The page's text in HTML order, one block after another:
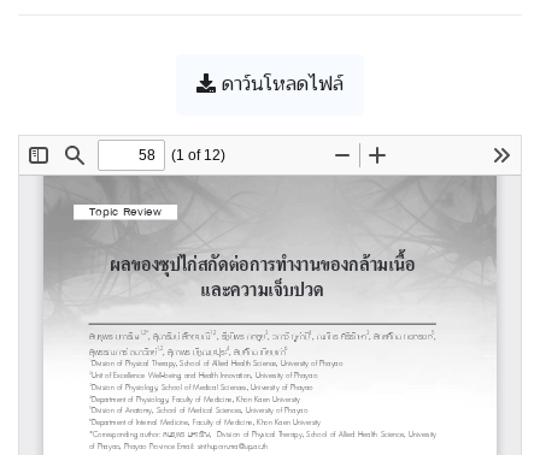
ดาว์นโหลดไฟล์